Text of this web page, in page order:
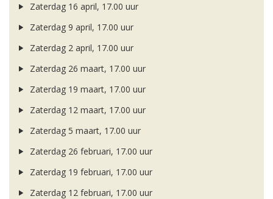
Zaterdag 16 april, 17.00 uur
Zaterdag 9 april, 17.00 uur
Zaterdag 2 april, 17.00 uur
Zaterdag 26 maart, 17.00 uur
Zaterdag 19 maart, 17.00 uur
Zaterdag 12 maart, 17.00 uur
Zaterdag 5 maart, 17.00 uur
Zaterdag 26 februari, 17.00 uur
Zaterdag 19 februari, 17.00 uur
Zaterdag 12 februari, 17.00 uur